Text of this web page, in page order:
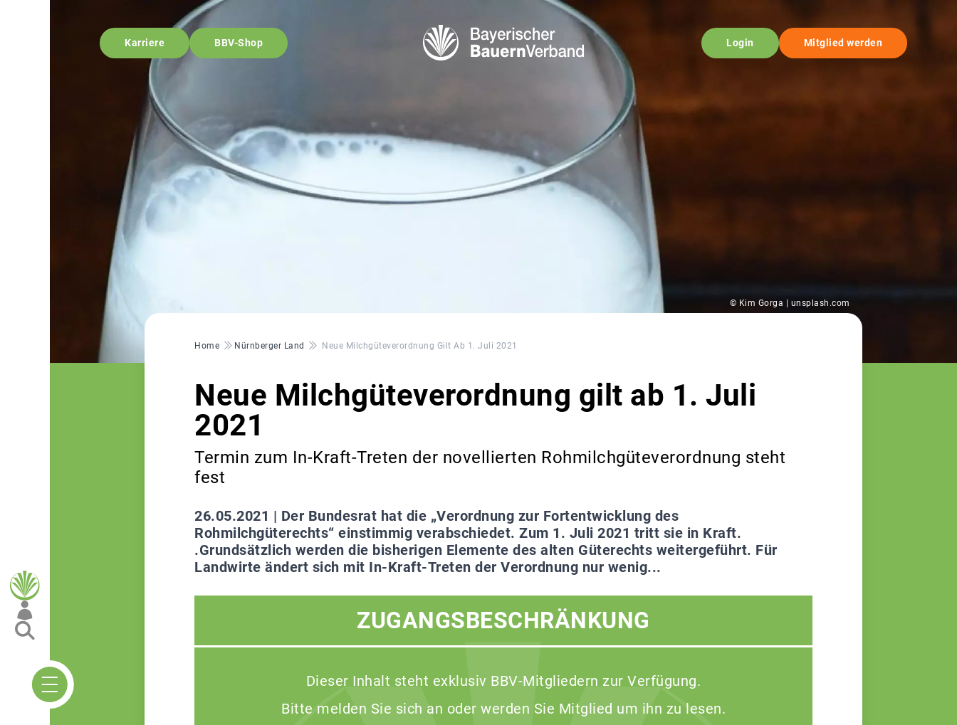
Karriere BBV-Shop Login Mitglied werden
© Kim Gorga | unsplash.com
Pfadnavigation
Home Nürnberger Land Neue Milchgüteverordnung Gilt Ab 1. Juli 2021
Neue Milchgüteverordnung gilt ab 1. Juli
2021
Termin zum In-Kraft-Treten der novellierten Rohmilchgüteverordnung steht
fest
26.05.2021 | Der Bundesrat hat die „Verordnung zur Fortentwicklung des
Rohmilchgüterechts“ einstimmig verabschiedet. Zum 1. Juli 2021 tritt sie in Kraft.
.Grundsätzlich werden die bisherigen Elemente des alten Güterechts weitergeführt. Für
Landwirte ändert sich mit In-Kraft-Treten der Verordnung nur wenig...
ZUGANGSBESCHRÄNKUNG
Dieser Inhalt steht exklusiv BBV-Mitgliedern zur Verfügung.
Bitte melden Sie sich an oder werden Sie Mitglied um ihn zu lesen.